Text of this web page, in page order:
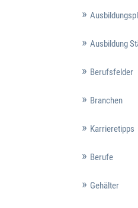
Ausbildung
Berufsfelder
Branchen
Karrieretipps
Berufe
Gehälter